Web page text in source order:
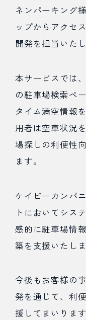
ネンパーキング
ップからアクセ
開発を担当いたし
本サービスでは
の駐車場検索ペ
タイム満空情報
用者は空車状況
場探しの利便性
ます。
ケイビーカンパ
トにおいてシス
感的に駐車場情
築を支援いたしま
今後もお客様の
発を通じて、利
援してまいります